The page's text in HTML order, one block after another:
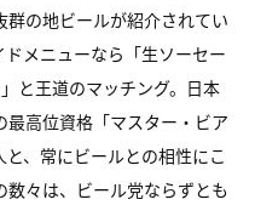
の地ビールが紹介されてい
メニューなら「生ソーセー
と王道のマッチング。日本
高位資格「マスター・ビア
、常にビールとの相性にこ
々は、ビール党ならずとも